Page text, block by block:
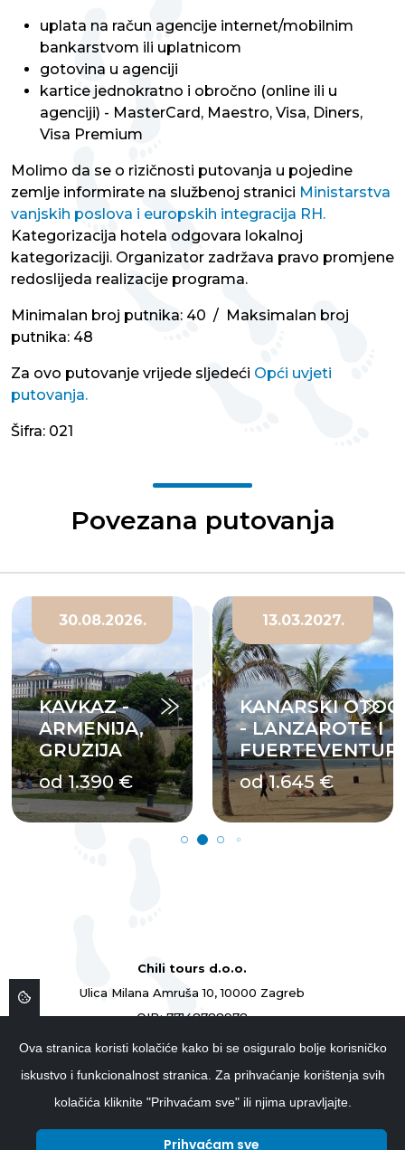
uplata na račun agencije internet/mobilnim
bankarstvom ili uplatnicom
gotovina u agenciji
kartice jednokratno i obročno (online ili u
agenciji) - MasterCard, Maestro, Visa, Diners,
Visa Premium
Molimo da se o rizičnosti putovanja u pojedine
zemlje informirate na službenoj stranici Ministarstva
vanjskih poslova i europskih integracija RH.
Kategorizacija hotela odgovara lokalnoj
kategorizaciji. Organizator zadržava pravo promjene
redoslijeda realizacije programa.
Minimalan broj putnika: 40 / Maksimalan broj
putnika: 48
Za ovo putovanje vrijede sljedeći Opći uvjeti
putovanja.
Šifra: 021
Povezana putovanja
30.08.2026.
KAVKAZ -
ARMENIJA,
GRUZIJA
od 1.390 €
13.03.2027.
KANARSKI OTOCI
- LANZAROTE I
od 1.645 €
Chili tours d.o.o.
Ulica Milana Amruša 10, 10000 Zagreb
OIB: 77148788978
ID: 77148788978
Ova stranica koristi kolačiće kako bi se osiguralo bolje korisničko
iskustvo i funkcionalnost stranica. Za prihvaćanje korištenja svih
kolačića kliknite "Prihvaćam sve" ili njima upravljajte.
Prihvaćam sve